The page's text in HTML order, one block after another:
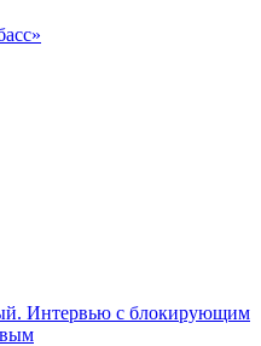
Интервью с блокирующим